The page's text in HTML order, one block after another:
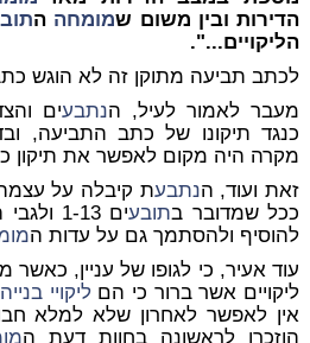
הדירות ובין משום שמומחה ה
הליקויים...".
לכתב תביעה מתוקן זה לא הוגש
מעבר לאמור לעיל, הנתבעים
כנגד תיקונו של כתב התביעה,
מקרה היה מקום לאפשר את תיקון
זאת ועוד, הנתבעת קיבלה על
ככל שמדובר בתובעים 1-13 ולגבי ה
להוסיף ולהסתמך גם על עדות ה
עוד אעיר, כי לגופו של עניין, כאשר
ליקויים אשר ברור כי הםליקויי בנייה
אין לאפשר לאחרון שלא למלא
הוזכרו לראשונה בחוות דעת ה